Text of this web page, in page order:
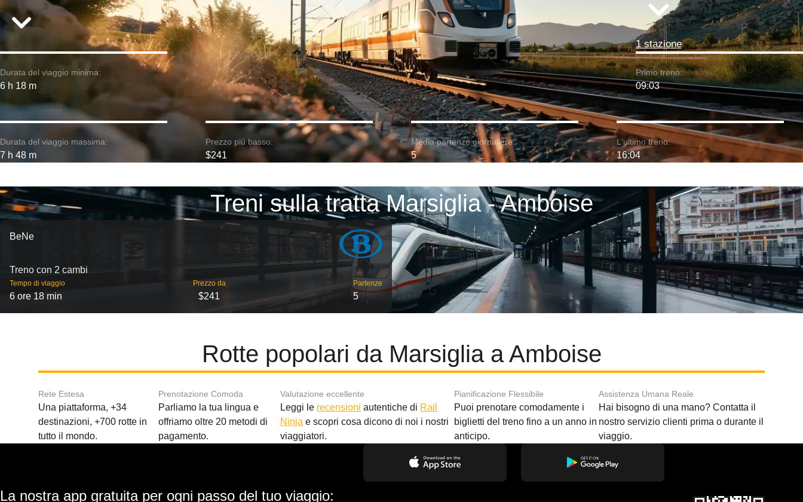
1 stazione
Durata del viaggio minima:
6 h 18 m
Primo treno:
09:03
Durata del viaggio massima:
7 h 48 m
Prezzo più basso:
$241
Media partenze giornaliere:
5
L'ultimo treno:
16:04
Treni sulla tratta Marsiglia - Amboise
BeNe
Treno con 2 cambi
Tempo di viaggio
6 ore 18 min
Prezzo da
$241
Partenze
5
Rotte popolari da Marsiglia a Amboise
Rete Estesa
Una piattaforma, +34
destinazioni, +700 rotte in
tutto il mondo.
Prenotazione Comoda
Parliamo la tua lingua e
offriamo oltre 20 metodi di
pagamento.
Valutazione eccellente
Leggi le recensioni autentiche di Rail
Ninja e scopri cosa dicono di noi i nostri
viaggiatori.
Pianificazione Flessibile
Puoi prenotare comodamente i
biglietti del treno fino a un anno in
anticipo.
Assistenza Umana Reale
Hai bisogno di una mano? Contatta il
nostro servizio clienti prima o durante il
viaggio.
La nostra app gratuita per ogni passo del tuo viaggio: